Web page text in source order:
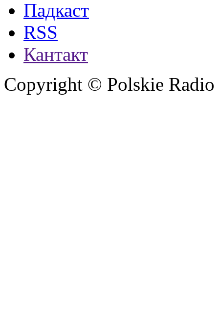
Падкаст
RSS
Кантакт
Copyright © Polskie